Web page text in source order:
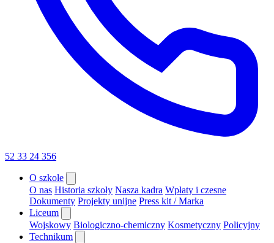
52 33 24 356
O szkole
O nas Historia szkoły Nasza kadra Wpłaty i czesne
Dokumenty Projekty unijne Press kit / Marka
Liceum
Wojskowy Biologiczno-chemiczny Kosmetyczny Policyjny
Technikum